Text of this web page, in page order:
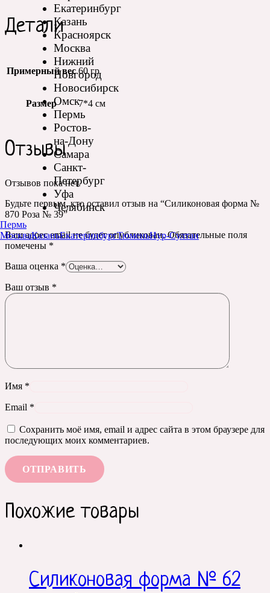
Екатеринбург
Казань
Красноярск
Москва
Нижний
Новгород
Новосибирск
Омск
Пермь
Ростов-
на-Дону
Самара
Санкт-
Петербург
Уфа
Челябинск
Пермь
МоскваКазаньЕкатеринбургТюменьНур-Султан
Детали
Примерный вес 60 гр
Размер 7*4 см
Отзывы
Отзывов пока нет.
Будьте первым, кто оставил отзыв на “Силиконовая форма №
870 Роза № 39”
Ваш адрес email не будет опубликован. Обязательные поля
помечены *
Ваша оценка *
Ваш отзыв *
Имя *
Email *
Сохранить моё имя, email и адрес сайта в этом браузере для
последующих моих комментариев.
Похожие товары
Силиконовая форма № 62